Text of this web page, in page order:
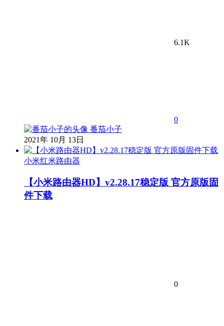
6.1K
0
番茄小子
2021年 10月 13日
小米红米路由器
【小米路由器HD】v2.28.17稳定版 官方原版固
件下载
0